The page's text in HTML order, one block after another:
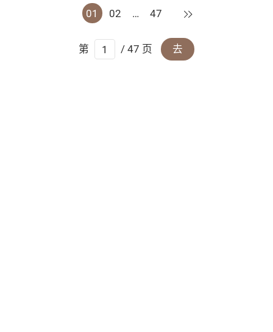
01 02 … 47 下一页
第 / 47 页 去